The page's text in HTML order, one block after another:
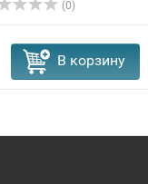
(0)
В корзину